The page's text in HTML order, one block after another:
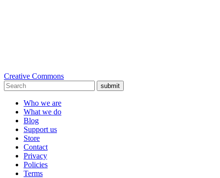
Creative Commons
submit
Who we are
What we do
Blog
Support us
Store
Contact
Privacy
Policies
Terms